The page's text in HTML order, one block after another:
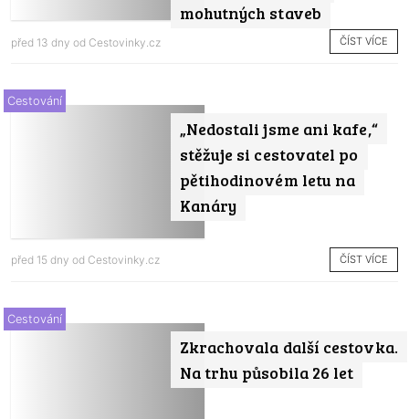
mohutných staveb
před 13 dny od Cestovinky.cz ČÍST VÍCE
„Nedostali jsme ani kafe,“
stěžuje si cestovatel po
pětihodinovém letu na
Kanáry
Cestování
před 15 dny od Cestovinky.cz ČÍST VÍCE
Zkrachovala další cestovka.
Na trhu působila 26 let
Cestování